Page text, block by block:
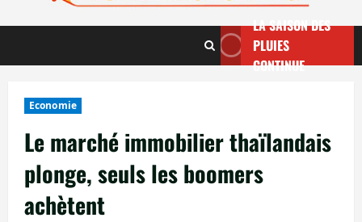
LA SAISON DES
PLUIES
CONTINUE
Economie
Le marché immobilier thaïlandais
plonge, seuls les boomers
achètent